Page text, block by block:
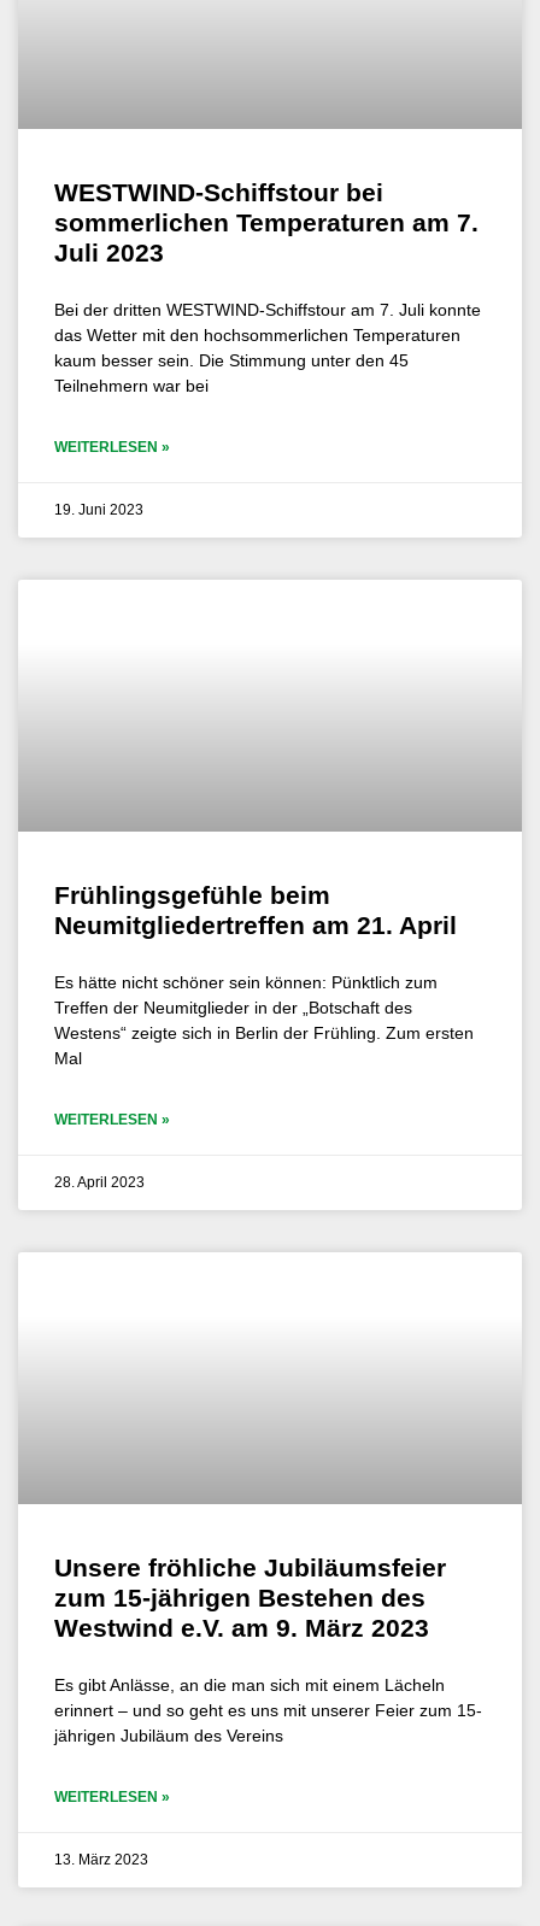
WESTWIND-Schiffstour bei
sommerlichen Temperaturen am 7.
Juli 2023
Bei der dritten WESTWIND-Schiffstour am 7. Juli konnte
das Wetter mit den hochsommerlichen Temperaturen
kaum besser sein. Die Stimmung unter den 45
Teilnehmern war bei
WEITERLESEN »
19. Juni 2023
Frühlingsgefühle beim
Neumitgliedertreffen am 21. April
Es hätte nicht schöner sein können: Pünktlich zum
Treffen der Neumitglieder in der „Botschaft des
Westens“ zeigte sich in Berlin der Frühling. Zum ersten
Mal
WEITERLESEN »
28. April 2023
Unsere fröhliche Jubiläumsfeier
zum 15-jährigen Bestehen des
Westwind e.V. am 9. März 2023
Es gibt Anlässe, an die man sich mit einem Lächeln
erinnert – und so geht es uns mit unserer Feier zum 15-
jährigen Jubiläum des Vereins
WEITERLESEN »
13. März 2023